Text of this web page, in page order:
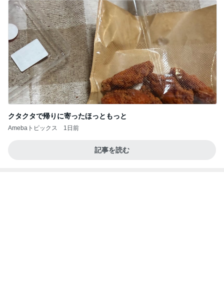
クタクタで帰りに寄ったほっともっと
Amebaトピックス 1日前
記事を読む